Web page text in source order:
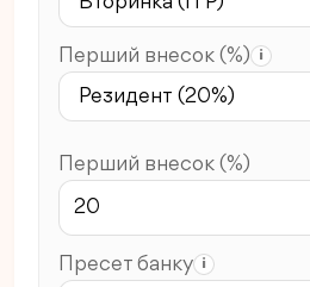
Перший внесок (%) i
Перший внесок (%)
Пресет банку i